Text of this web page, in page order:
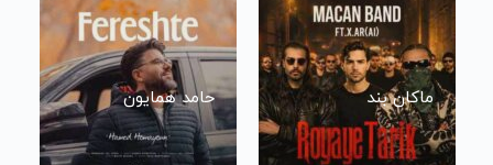
ماکان بند حامد همایون